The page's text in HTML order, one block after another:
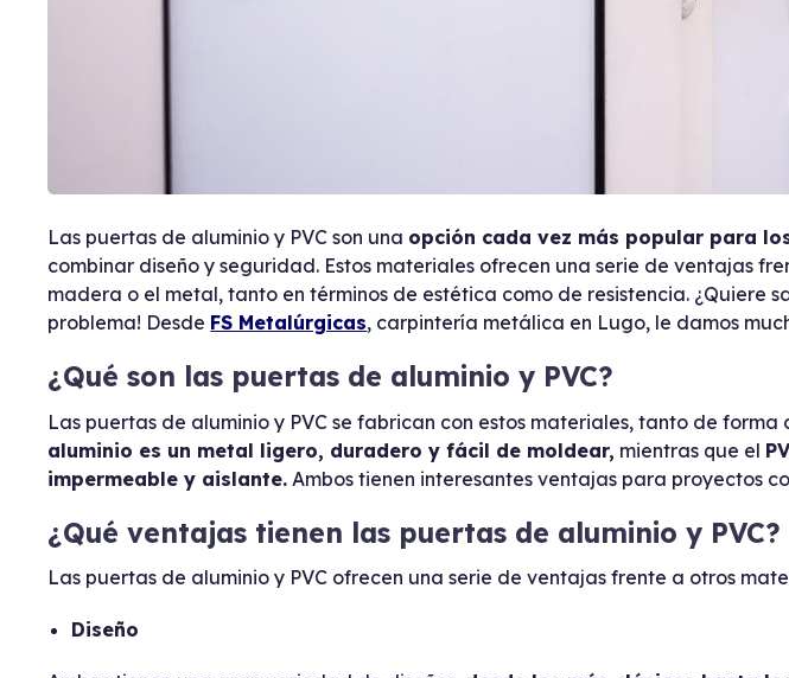
Las puertas de aluminio y PVC son una opción cada vez más popular para
combinar diseño y seguridad. Estos materiales ofrecen una serie de ventajas
madera o el metal, tanto en términos de estética como de resistencia. ¿Quiere
problema! Desde FS Metalúrgicas, carpintería metálica en Lugo, le damos
¿Qué son las puertas de aluminio y PVC?
Las puertas de aluminio y PVC se fabrican con estos materiales, tanto de
aluminio es un metal ligero, duradero y fácil de moldear, mientras que el
impermeable y aislante. Ambos tienen interesantes ventajas para proyectos
¿Qué ventajas tienen las puertas de aluminio y PVC?
Las puertas de aluminio y PVC ofrecen una serie de ventajas frente a otros
Diseño